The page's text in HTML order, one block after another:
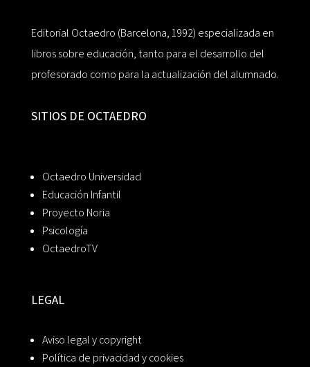
Editorial Octaedro (Barcelona, 1992) especializada en
libros sobre educación, tanto para el desarrollo del
profesorado como para la actualización del alumnado.
SITIOS DE OCTAEDRO
Octaedro Universidad
Educación Infantil
Proyecto Noria
Psicología
OctaedroTV
LEGAL
Aviso legal y copyright
Política de privacidad y cookies